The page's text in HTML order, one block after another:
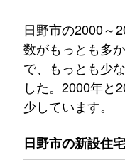
日野市の2000～
数がもっとも多
で、もっとも少
した。2000年と
少しています。
日野市の新設住